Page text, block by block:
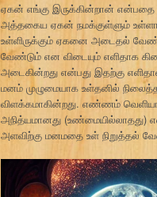
ஏகன் எங்கு இருக்கின்றான்
அத்தகைய ஏகன் நமக்குள்ளும்
உள்ளிருக்கும் ஏகனை அடைதல்
வேண்டும் என விடையும் எளிதாக
அடைகின்றது என்பது இதற்கு
மனம் முழுமையாக உள்தனில்
விளக்கமாகின்றது. எண்ணம்
அநித்யமானது (உண்மையில்லாதது)
அளவிற்கு மனமதை உள் நிறுத்தல்